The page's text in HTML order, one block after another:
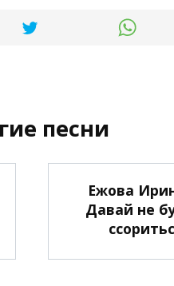
песни
Ежова
Давай не